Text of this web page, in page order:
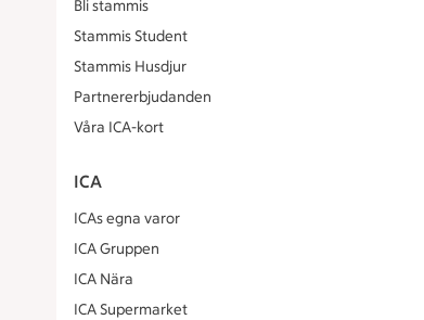
Bli stammis
Stammis Student
Stammis Husdjur
Partnererbjudanden
Våra ICA-kort
ICA
ICAs egna varor
ICA Gruppen
ICA Nära
ICA Supermarket